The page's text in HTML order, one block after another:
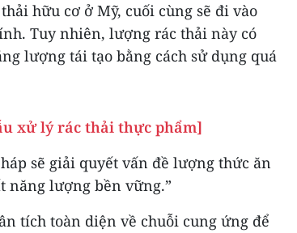
hữu cơ ở Mỹ, cuối cùng sẽ đi vào
Tuy nhiên, lượng rác thải này có
lượng tái tạo bằng cách sử dụng quá
xử lý rác thải thực phẩm]
sẽ giải quyết vấn đề lượng thức ăn
năng lượng bền vững.”
tích toàn diện về chuỗi cung ứng để